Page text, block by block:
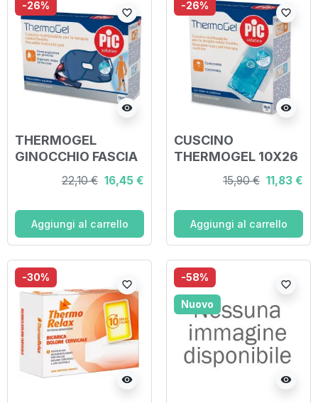
-26%
visibility
favorite_border
THERMOGEL
GINOCCHIO FASCIA
17X30 CM ITC
22,10 € 16,45 €
Aggiungi al carrello
-26%
visibility
favorite_border
CUSCINO
THERMOGEL 10X26
CM TERAPIA CALDO
FREDDO CON
15,90 € 11,83 €
Aggiungi al carrello
-30%
visibility
favorite_border
-58%
Nuovo
visibility
favorite_border